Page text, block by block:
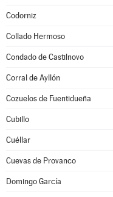
Codorniz
Collado Hermoso
Condado de Castilnovo
Corral de Ayllón
Cozuelos de Fuentidueña
Cubillo
Cuéllar
Cuevas de Provanco
Domingo García